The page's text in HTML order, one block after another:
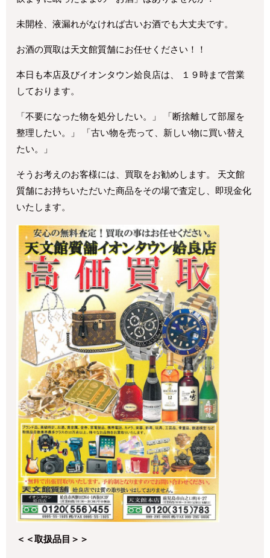
未開栓、液漏れがなければ古いお酒でも大丈夫です。
お酒の買取は天文館質舗にお任せください！！
本日も本店及びイオンタウン姶良店は、 １９時まで営業
しております。
「不要になった物を処分したい。」 「断捨離して部屋を
整理したい。」 「古い物を売って、新しい物に買い替え
たい。」
そうお考えのお客様には、買取をお勧めします。 天文館
質舗にお持ちいただいた商品をその場で査定し、即現金化
いたします。
＜＜取扱品目＞＞